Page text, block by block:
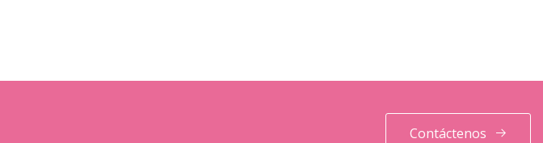
Contáctenos